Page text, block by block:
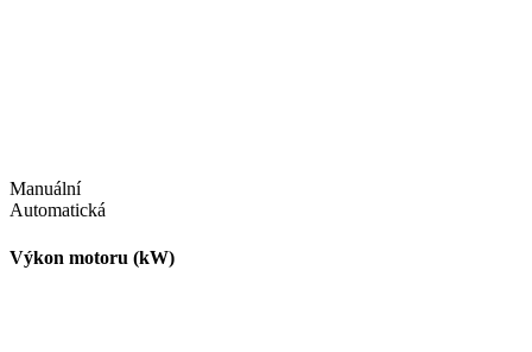
Manuální
Automatická
Výkon motoru (kW)